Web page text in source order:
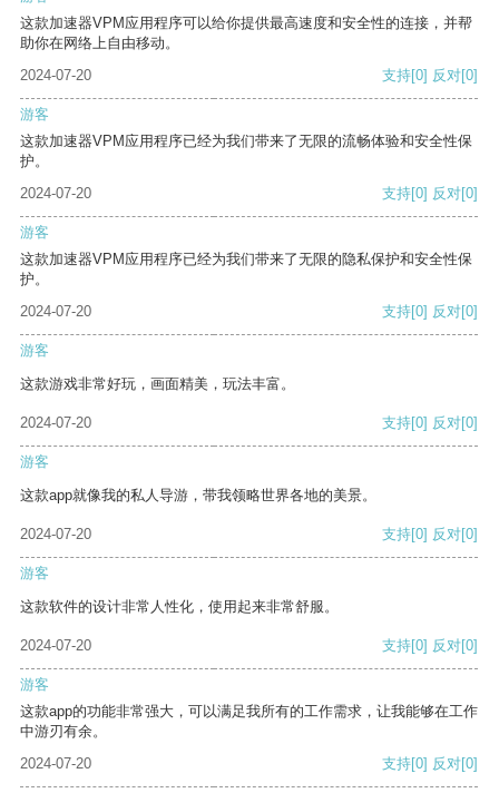
这款加速器VPM应用程序可以给你提供最高速度和安全性的连接，并帮
助你在网络上自由移动。
2024-07-20
支持[0] 反对[0]
游客
这款加速器VPM应用程序已经为我们带来了无限的流畅体验和安全性保
护。
2024-07-20
支持[0] 反对[0]
游客
这款加速器VPM应用程序已经为我们带来了无限的隐私保护和安全性保
护。
2024-07-20
支持[0] 反对[0]
游客
这款游戏非常好玩，画面精美，玩法丰富。
2024-07-20 支持[0] 反对[0]
游客
这款app就像我的私人导游，带我领略世界各地的美景。
2024-07-20 支持[0] 反对[0]
游客
这款软件的设计非常人性化，使用起来非常舒服。
2024-07-20 支持[0] 反对[0]
游客
这款app的功能非常强大，可以满足我所有的工作需求，让我能够在工作
中游刃有余。
2024-07-20
支持[0] 反对[0]